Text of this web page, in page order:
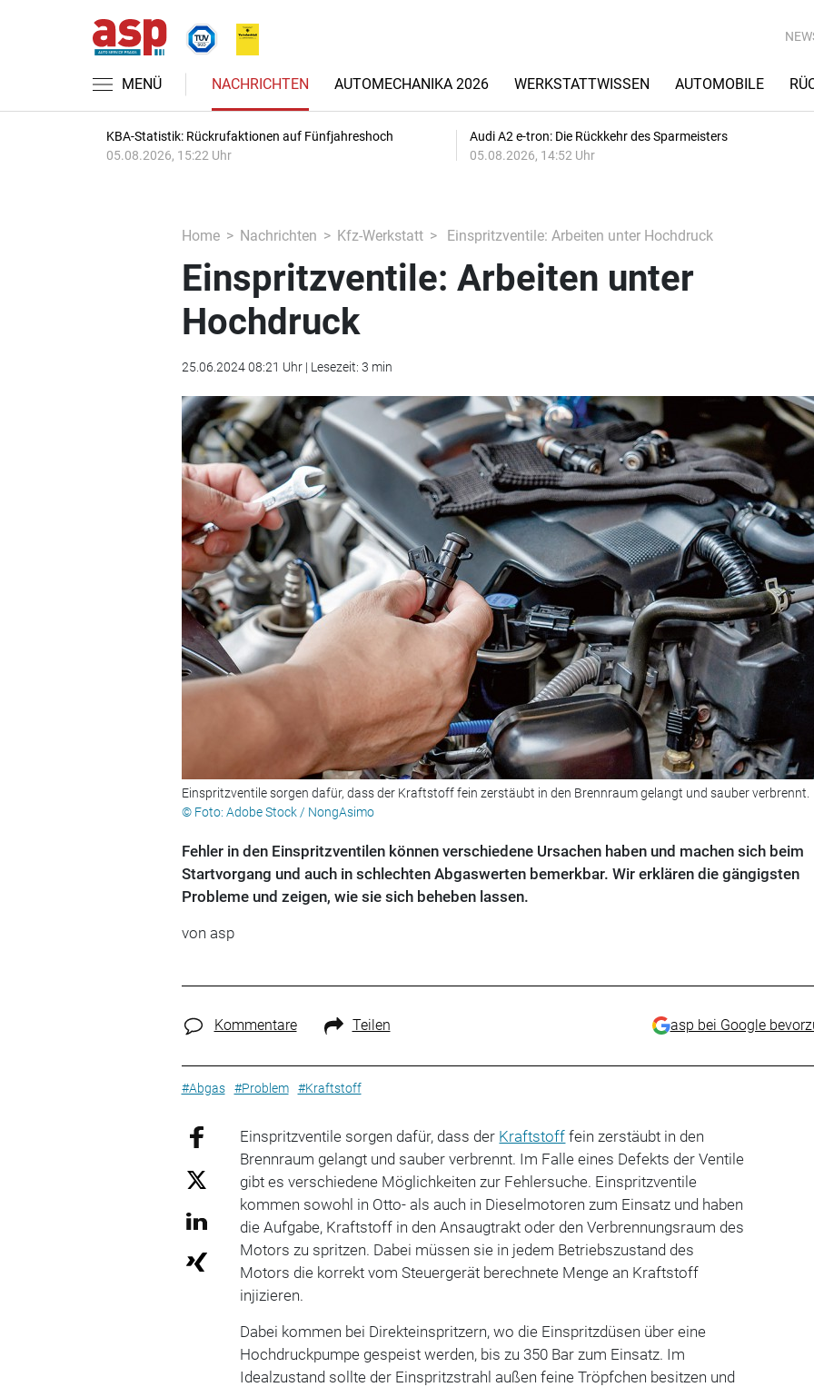
MENÜ NACHRICHTEN AUTOMECHANIKA 2026 WERKSTATTWISSEN AUTOMOBILE
KBA-Statistik: Rückrufaktionen auf Fünfjahreshoch
05.08.2026, 15:22 Uhr
Audi A2 e-tron: Die Rückkehr des Sparmeisters
05.08.2026, 14:52 Uhr
Home Nachrichten Kfz-Werkstatt Einspritzventile: Arbeiten unter Hochdruck
Einspritzventile: Arbeiten unter
Hochdruck
25.06.2024 08:21 Uhr | Lesezeit: 3 min
Einspritzventile sorgen dafür, dass der Kraftstoff fein zerstäubt in den Brennraum gelangt und sauber verbrennt.
© Foto: Adobe Stock / NongAsimo
Fehler in den Einspritzventilen können verschiedene Ursachen haben und machen sich beim
Startvorgang und auch in schlechten Abgaswerten bemerkbar. Wir erklären die gängigsten
Probleme und zeigen, wie sie sich beheben lassen.
von asp
Kommentare Teilen asp bei Google
#Abgas #Problem #Kraftstoff
Einspritzventile sorgen dafür, dass der Kraftstoff fein zerstäubt in den
Brennraum gelangt und sauber verbrennt. Im Falle eines Defekts der Ventile
gibt es verschiedene Möglichkeiten zur Fehlersuche. Einspritzventile
kommen sowohl in Otto- als auch in Dieselmotoren zum Einsatz und haben
die Aufgabe, Kraftstoff in den Ansaugtrakt oder den Verbrennungsraum des
Motors zu spritzen. Dabei müssen sie in jedem Betriebszustand des
Motors die korrekt vom Steuergerät berechnete Menge an Kraftstoff
injizieren.
Dabei kommen bei Direkteinspritzern, wo die Einspritzdüsen über eine
Hochdruckpumpe gespeist werden, bis zu 350 Bar zum Einsatz. Im
Idealzustand sollte der Einspritzstrahl außen feine Tröpfchen besitzen und